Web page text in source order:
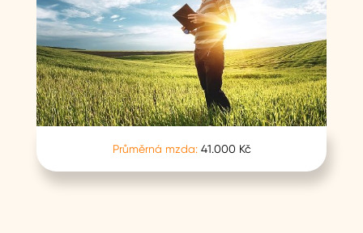
Průměrná mzda: 41.000 Kč